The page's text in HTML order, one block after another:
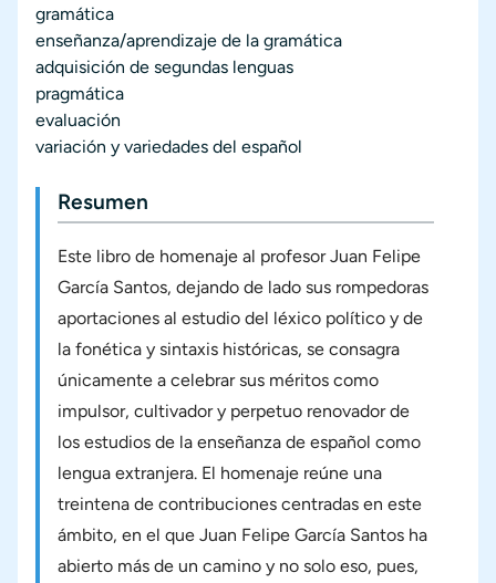
gramática
enseñanza/aprendizaje de la gramática
adquisición de segundas lenguas
pragmática
evaluación
variación y variedades del español
Resumen
Este libro de homenaje al profesor Juan Felipe
García Santos, dejando de lado sus rompedoras
aportaciones al estudio del léxico político y de
la fonética y sintaxis históricas, se consagra
únicamente a celebrar sus méritos como
impulsor, cultivador y perpetuo renovador de
los estudios de la enseñanza de español como
lengua extranjera. El homenaje reúne una
treintena de contribuciones centradas en este
ámbito, en el que Juan Felipe García Santos ha
abierto más de un camino y no solo eso, pues,